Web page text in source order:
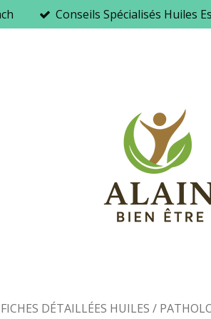
Conseils Spécialisés Huiles
FICHES DÉTAILLÉES HUILES /